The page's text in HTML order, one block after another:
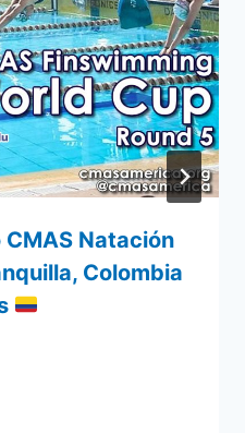
Natación
Colombia